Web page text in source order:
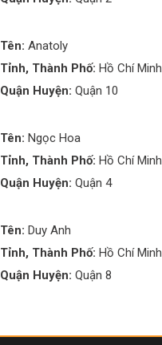
Tên: Anatoly
Tỉnh, Thành Phố: Hồ Chí Minh
Quận Huyện: Quận 10
Tên: Ngọc Hoa
Tỉnh, Thành Phố: Hồ Chí Minh
Quận Huyện: Quận 4
Tên: Duy Anh
Tỉnh, Thành Phố: Hồ Chí Minh
Quận Huyện: Quận 8